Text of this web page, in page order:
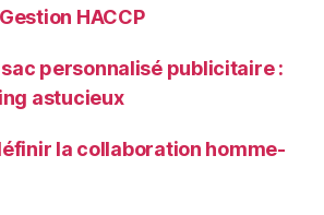
HACCP
personnalisé publicitaire :
astucieux
la collaboration homme-